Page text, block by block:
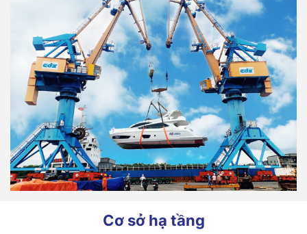
Cơ sở hạ tầng